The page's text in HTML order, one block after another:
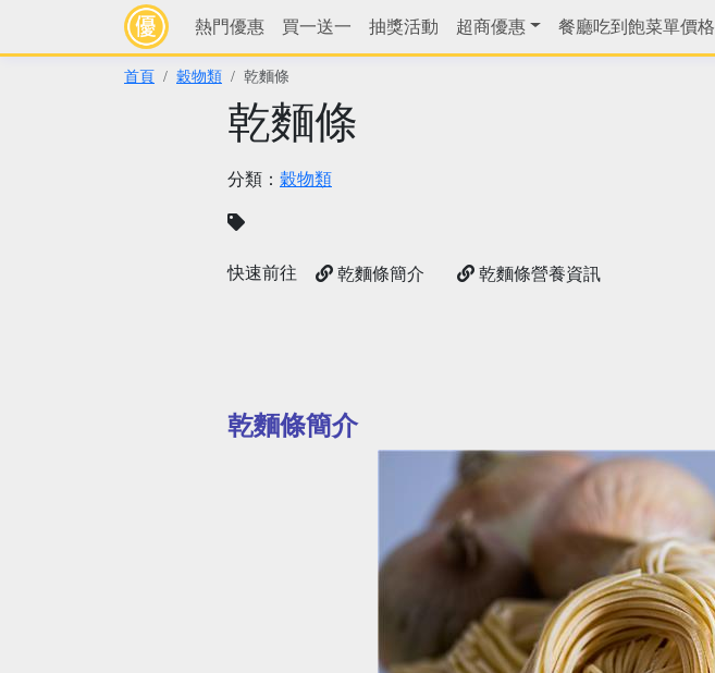
熱門優惠 買一送一 抽獎活動 超商優惠 餐廳吃到飽菜單價格
首頁 穀物類 乾麵條
乾麵條
分類： 穀物類
快速前往 乾麵條簡介 乾麵條營養資訊
乾麵條簡介